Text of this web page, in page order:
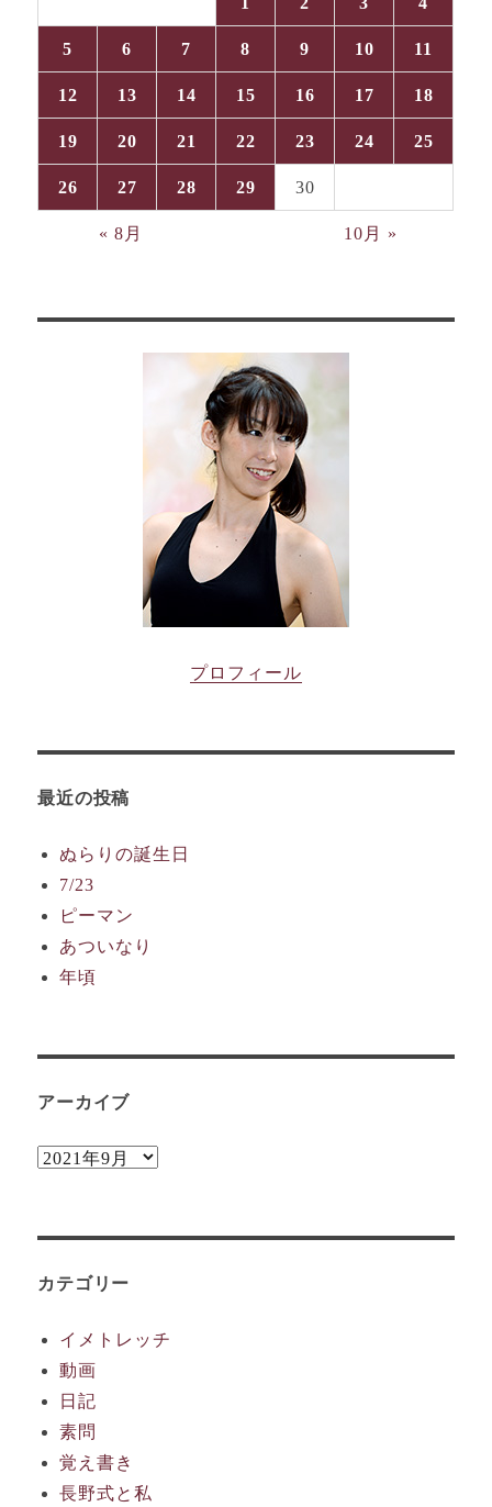
5 6 7 8 9 10 11
12 13 14 15 16 17 18
19 20 21 22 23 24 25
26 27 28 29 30
« 8月 10月 »
プロフィール
最近の投稿
ぬらりの誕生日
7/23
ピーマン
あついなり
年頃
アーカイブ
ア
ブ
カテゴリー
イメトレッチ
動画
日記
素問
覚え書き
長野式と私